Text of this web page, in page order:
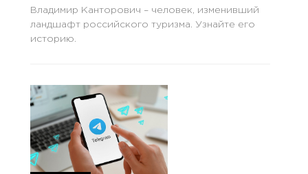
Владимир Канторович – человек, изменивший
ландшафт российского туризма. Узнайте его
историю.